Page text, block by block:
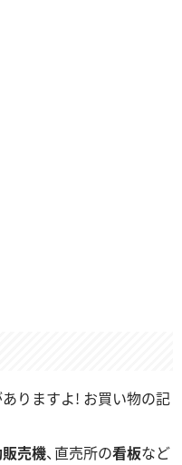
りますよ! お買い物の記
売機、直売所の看板など